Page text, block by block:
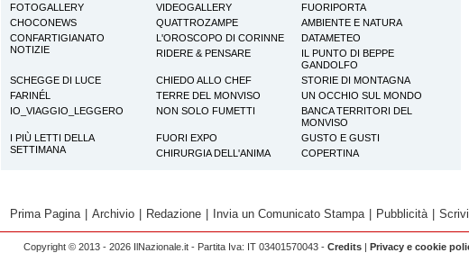
FOTOGALLERY VIDEOGALLERY
FUORIPORTA
CHOCONEWS
QUATTROZAMPE
AMBIENTE E NATURA
CONFARTIGIANATO
NOTIZIE
L'OROSCOPO DI CORINNE
DATAMETEO
RIDERE & PENSARE
IL PUNTO DI BEPPE
GANDOLFO
SCHEGGE DI LUCE
CHIEDO ALLO CHEF
STORIE DI MONTAGNA
FARINÉL
TERRE DEL MONVISO
UN OCCHIO SUL MONDO
IO_VIAGGIO_LEGGERO
NON SOLO FUMETTI
BANCA TERRITORI DEL
MONVISO
I PIÙ LETTI DELLA
SETTIMANA
FUORI EXPO
GUSTO E GUSTI
CHIRURGIA DELL'ANIMA
COPERTINA
Prima Pagina Archivio Redazione Invia un Comunicato Stampa Pubblicità
Copyright © 2013 - 2026 IlNazionale.it - Partita Iva: IT 03401570043 - Credits | Privacy e cookie